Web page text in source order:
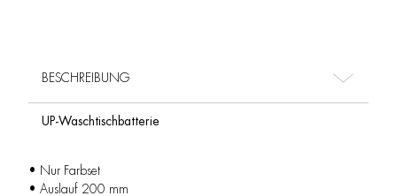
BESCHREIBUNG
UP-Waschtischbatterie
• Nur Farbset
• Auslauf 200 mm